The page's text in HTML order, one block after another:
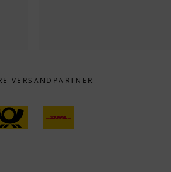
VERSANDPARTNER